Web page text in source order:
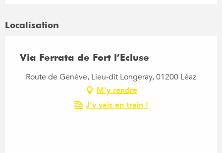
Localisation
Via Ferrata de Fort l’Ecluse
Route de Genève, Lieu-dit Longeray, 01200 Léaz
M'y rendre
J'y vais en train !